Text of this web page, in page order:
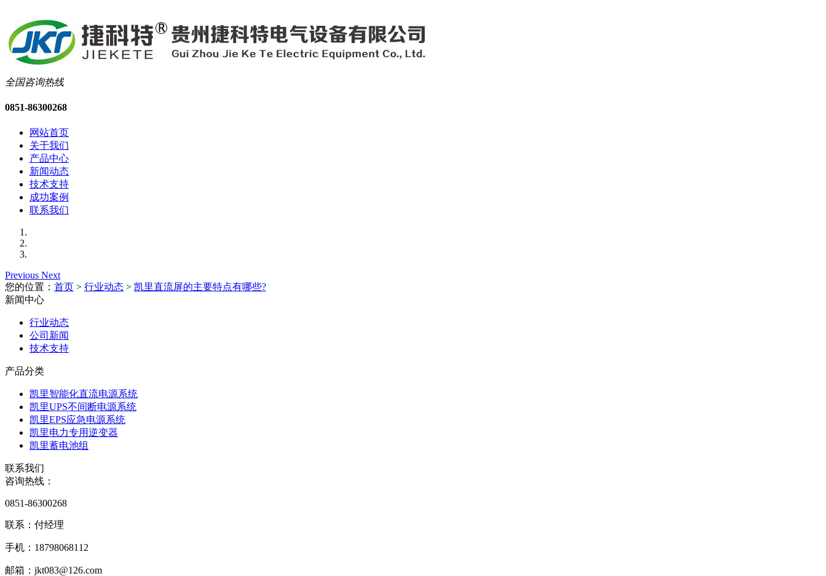
全国咨询热线
0851-86300268
网站首页
关于我们
产品中心
新闻动态
技术支持
成功案例
联系我们
Previous Next
您的位置： 首页 > 行业动态 > 凯里直流屏的主要特点有哪些?
新闻中心
行业动态
公司新闻
技术支持
产品分类
凯里智能化直流电源系统
凯里UPS不间断电源系统
凯里EPS应急电源系统
凯里电力专用逆变器
凯里蓄电池组
联系我们
咨询热线：
0851-86300268
联系：付经理
手机：18798068112
邮箱：jkt083@126.com